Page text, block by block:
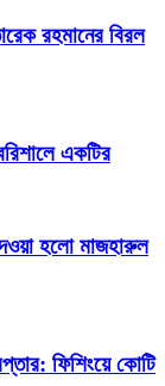
রহমানের বিরল
একটির
হলো মাজহারুল
ফিশিংয়ে কোটি